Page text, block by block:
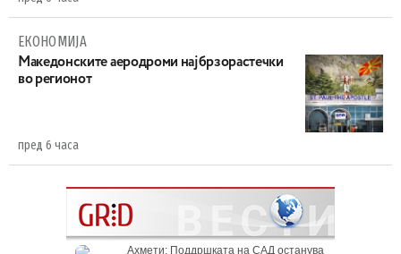
ЕКОНОМИЈА
Maкедонските аеродроми најбрзорастечки
во регионот
пред 6 часа